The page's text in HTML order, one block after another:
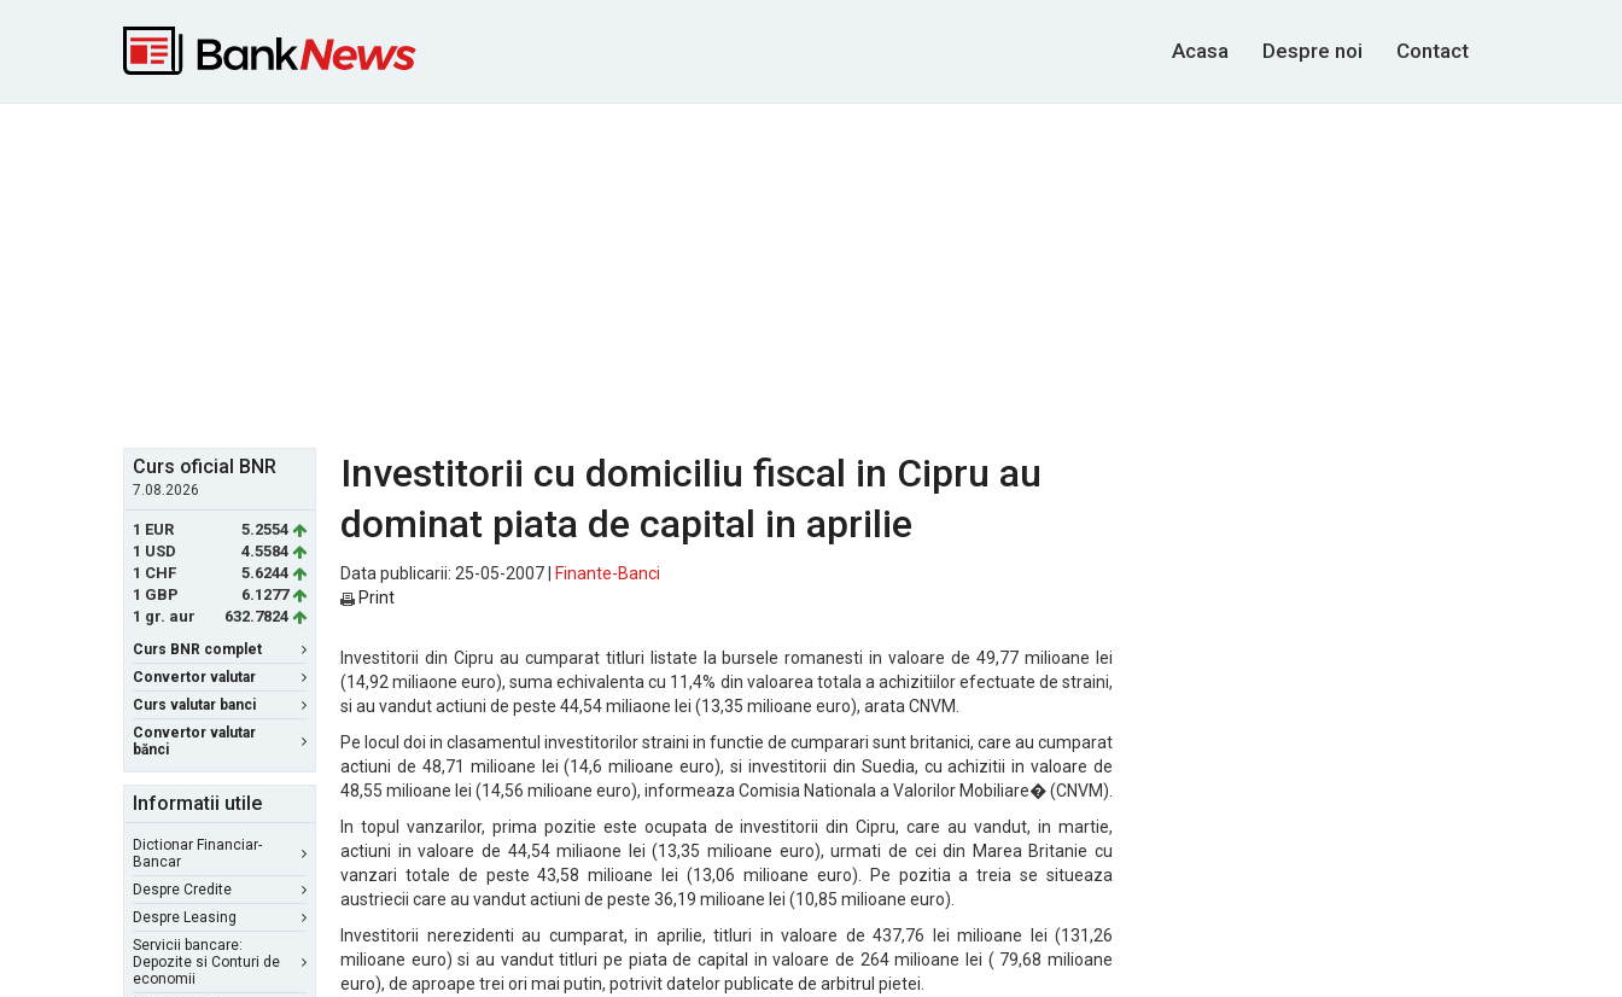
Acasa Despre noi Contact
Curs oficial BNR
7.08.2026
1 EUR
5.2554
1 USD
4.5584
1 CHF
5.6244
1 GBP
6.1277
1 gr. aur
632.7824
Curs BNR complet
Convertor valutar
Curs valutar banci
Convertor valutar
bănci
Informatii utile
Dictionar Financiar-
Bancar
Despre Credite
Despre Leasing
Servicii bancare:
Depozite si Conturi de
economii
Investitorii cu domiciliu fiscal in Cipru au
dominat piata de capital in aprilie
Data publicarii: 25-05-2007 |
Finante-Banci
Print
Investitorii din Cipru au cumparat titluri listate la bursele romanesti in valoare de 49,77 milioane lei
(14,92 miliaone euro), suma echivalenta cu 11,4% din valoarea totala a achizitiilor efectuate de straini,
si au vandut actiuni de peste 44,54 miliaone lei (13,35 milioane euro), arata CNVM.
Pe locul doi in clasamentul investitorilor straini in functie de cumparari sunt britanici, care au cumparat
actiuni de 48,71 milioane lei (14,6 milioane euro), si investitorii din Suedia, cu achizitii in valoare de
48,55 milioane lei (14,56 milioane euro), informeaza Comisia Nationala a Valorilor Mobiliare� (CNVM).
In topul vanzarilor, prima pozitie este ocupata de investitorii din Cipru, care au vandut, in martie,
actiuni in valoare de 44,54 miliaone lei (13,35 milioane euro), urmati de cei din Marea Britanie cu
vanzari totale de peste 43,58 milioane lei (13,06 milioane euro). Pe pozitia a treia se situeaza
austriecii care au vandut actiuni de peste 36,19 milioane lei (10,85 milioane euro).
Investitorii nerezidenti au cumparat, in aprilie, titluri in valoare de 437,76 lei milioane lei (131,26
milioane euro) si au vandut titluri pe piata de capital in valoare de 264 milioane lei ( 79,68 milioane
euro), de aproape trei ori mai putin, potrivit datelor publicate de arbitrul pietei.